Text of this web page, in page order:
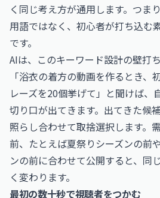
く同じ考え方が通用します。つま
用語ではなく、初心者が打ち込む
です。
AIは、このキーワード設計の壁打
「浴衣の着方の動画を作るとき、
レーズを20個挙げて」と聞けば、
切り口が出てきます。出てきた候
照らし合わせて取捨選択します。
前、たとえば夏祭りシーズンの前
ンの前に合わせて公開すると、同
く変わります。
最初の数十秒で視聴者をつかむ